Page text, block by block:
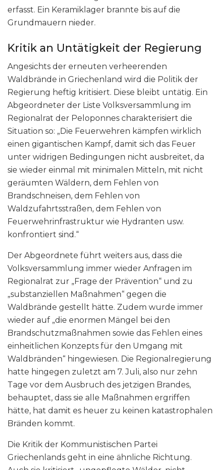
erfasst. Ein Keramiklager brannte bis auf die
Grundmauern nieder.
Kritik an Untätigkeit der Regierung
Angesichts der erneuten verheerenden
Waldbrände in Griechenland wird die Politik der
Regierung heftig kritisiert. Diese bleibt untätig. Ein
Abgeordneter der Liste Volksversammlung im
Regionalrat der Peloponnes charakterisiert die
Situation so: „Die Feuerwehren kämpfen wirklich
einen gigantischen Kampf, damit sich das Feuer
unter widrigen Bedingungen nicht ausbreitet, da
sie wieder einmal mit minimalen Mitteln, mit nicht
geräumten Wäldern, dem Fehlen von
Brandschneisen, dem Fehlen von
Waldzufahrtsstraßen, dem Fehlen von
Feuerwehrinfrastruktur wie Hydranten usw.
konfrontiert sind.“
Der Abgeordnete führt weiters aus, dass die
Volksversammlung immer wieder Anfragen im
Regionalrat zur „Frage der Prävention“ und zu
„substanziellen Maßnahmen“ gegen die
Waldbrände gestellt hätte. Zudem wurde immer
wieder auf „die enormen Mängel bei den
Brandschutzmaßnahmen sowie das Fehlen eines
einheitlichen Konzepts für den Umgang mit
Waldbränden“ hingewiesen. Die Regionalregierung
hatte hingegen zuletzt am 7. Juli, also nur zehn
Tage vor dem Ausbruch des jetzigen Brandes,
behauptet, dass sie alle Maßnahmen ergriffen
hätte, hat damit es heuer zu keinen katastrophalen
Bränden kommt.
Die Kritik der Kommunistischen Partei
Griechenlands geht in eine ähnliche Richtung.